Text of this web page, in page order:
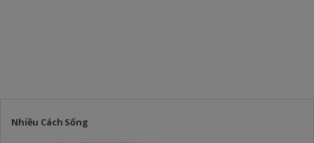
Nhiều Cách Sống